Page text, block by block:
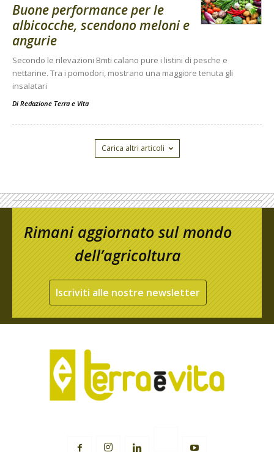
Buone performance per le
albicocche, scendono meloni e
angurie
Secondo le rilevazioni Bmti calano pure i listini di pesche e
nettarine. Tra i pomodori, mostrano una maggiore tenuta gli
insalatari
Di Redazione Terra e Vita
Carica altri articoli
Rimani aggiornato sul mondo
dell’agricoltura
Iscriviti alle nostre newsletter